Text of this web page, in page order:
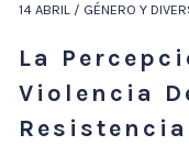
14 ABRIL / GÉNERO Y
La
Violencia